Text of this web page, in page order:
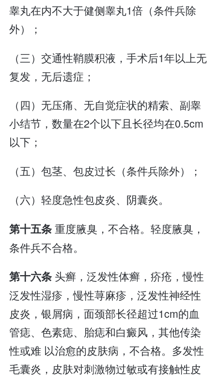
睾丸在内不大于健侧睾丸1倍（条件兵除
外）；
（三）交通性鞘膜积液，手术后1年以上无
复发，无后遗症；
（四）无压痛、无自觉症状的精索、副睾
小结节，数量在2个以下且长径均在0.5cm
以下；
（五）包茎、包皮过长（条件兵除外）；
（六）轻度急性包皮炎、阴囊炎。
第十五条重度腋臭，不合格。轻度腋臭，
条件兵不合格。
第十六条 头癣，泛发性体癣，疥疮，慢性
泛发性湿疹，慢性荨麻疹，泛发性神经性
皮炎，银屑病，面颈部长径超过1cm的血
管痣、色素痣、胎痣和白癜风，其他传染
性或难 以治愈的皮肤病，不合格。多发性
毛囊炎，皮肤对刺激物过敏或有接触性皮